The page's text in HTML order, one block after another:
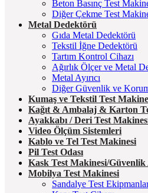
Beton Basınç Test
Diğer Çekme Test
Metal Dedektörü
Gıda Metal Dedektörü
Tekstil İğne Dedektörü
Tartım Kontrol Cihazı
Ağırlık Ölçer ve Metal
Metal Ayırıcı
Diğer Güvenlik ve
Kumaş ve Tekstil Test
Kağıt & Ambalaj & Karton
Ayakkabı / Deri Test
Video Ölçüm Sistemleri
Kablo ve Tel Test Makinesi
Pil Test Odası
Kask Test Makinesi/Güvenlik
Mobilya Test Makinesi
Sandalye Test